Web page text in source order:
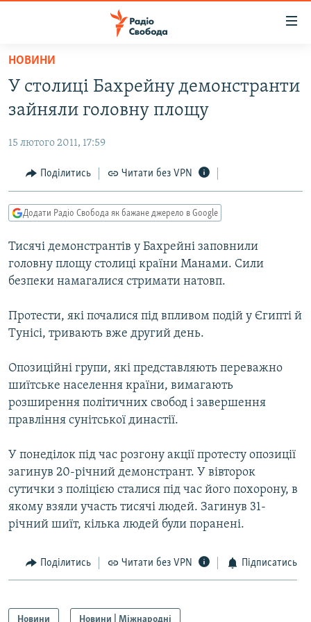
Перейти
основного
матеріалу
до
навігації
Перейти
до
ВСЕ ЗА ДОБУ
ПОЛІТИКА
ЕКОНОМІКА
КУЛЬТУРА
СПОРТ
УКРАЇНА
ВІЙНА
РОСІЙСЬКА «ФІЛЬТРАЦІЯ»
КРИМ.РЕАЛІЇ
ТИ ЯК?
СХЕМИ
МУЛЬТИМЕДІА
СПЕЦПРОЄКТИ
ПОДКАСТИ
РУС
УКР
КТАТ
НОВИНИ
У столиці Бахрейну демонстранти
зайняли головну площу
15 лютого 2011, 17:59
Поділитись Читати без VPN
Додати Радіо Свобода як бажане джерело в Google
Тисячі демонстрантів у Бахрейні заповнили
головну площу столиці країни Манами. Сили
безпеки намагалися стримати натовп.
Протести, які почалися під впливом подій у Єгипті й
Тунісі, тривають вже другий день.
Опозиційні групи, які представляють переважно
шиїтське населення країни, вимагають
розширення політичних свобод і завершення
правління сунітської династії.
У понеділок під час розгону акції протесту опозиції
загинув 20-річний демонстрант. У вівторок
сутички з поліцією сталися під час його похорону, в
якому взяли участь тисячі людей. Загинув 31-
річний шиїт, кілька людей були поранені.
Поділитись Читати без VPN Підписатись
Новини Новини | Міжнародні